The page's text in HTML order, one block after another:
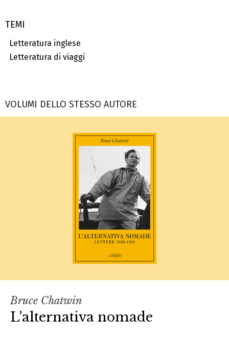
TEMI
Letteratura inglese
Letteratura di viaggi
VOLUMI DELLO STESSO AUTORE
Bruce Chatwin
L'alternativa nomade